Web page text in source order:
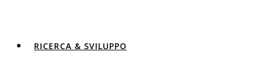
RICERCA & SVILUPPO